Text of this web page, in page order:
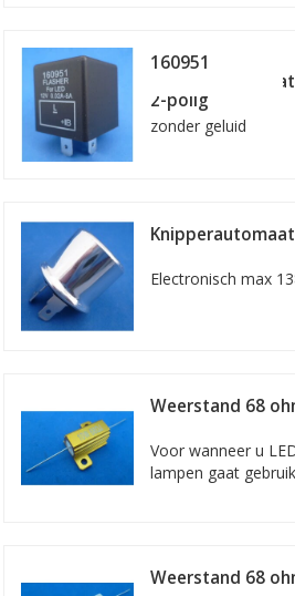
160951
2-polig
zonder geluid
Electronisch max
Weerstand 68
Voor wanneer u
lampen gaat
Weerstand 68